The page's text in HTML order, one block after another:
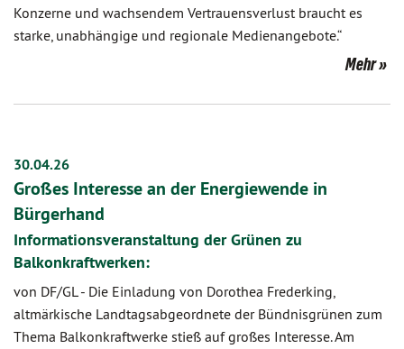
Konzerne und wachsendem Vertrauensverlust braucht es
starke, unabhängige und regionale Medienangebote.“
Mehr
30.04.26
Großes Interesse an der Energiewende in
Bürgerhand
Informationsveranstaltung der Grünen zu
Balkonkraftwerken:
von DF/GL- Die Einladung von Dorothea Frederking,
altmärkische Landtagsabgeordnete der Bündnisgrünen zum
Thema Balkonkraftwerke stieß auf großes Interesse. Am